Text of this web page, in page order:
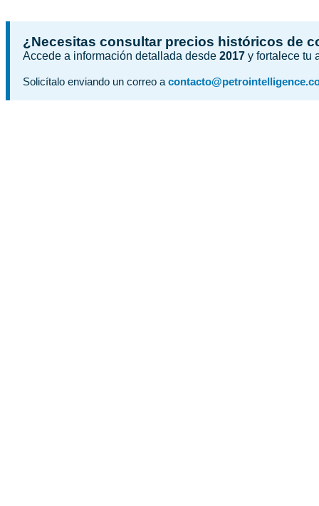
¿Necesitas consultar precios históricos de
Accede a información detallada desde 2017 y fortalece tu
Solicítalo enviando un correo a